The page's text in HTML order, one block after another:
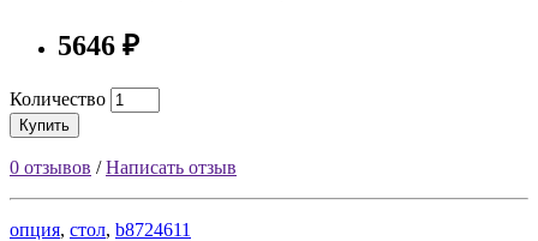
5646 ₽
Количество
Купить
0 отзывов /Написать отзыв
опция, стол, b8724611